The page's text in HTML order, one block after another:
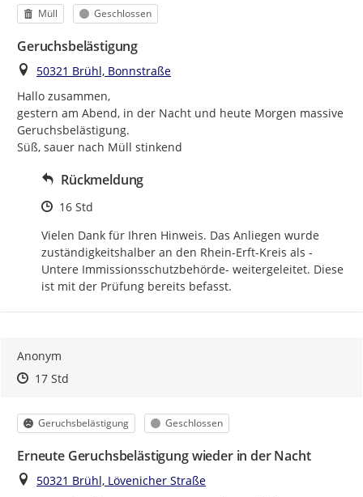
Kategorie
Müll Status
Geschlossen
Geruchsbelästigung
Ort
50321 Brühl, Bonnstraße
Hallo zusammen,
gestern am Abend, in der Nacht und heute Morgen massive
Geruchsbelästigung.
Süß, sauer nach Müll stinkend
Rückmeldung
Zeitpunkt des Erstellens
16 Std
Vielen Dank für Ihren Hinweis. Das Anliegen wurde
zuständigkeitshalber an den Rhein-Erft-Kreis als -
Untere Immissionsschutzbehörde- weitergeleitet. Diese
ist mit der Prüfung bereits befasst.
Anonym
Zeitpunkt des Erstellens
Zeitpunkt des Erstellens
17 StdZur Äußerung
Kategorie
Geruchsbelästigung Status
Geschlossen
Erneute Geruchsbelästigung wieder in der Nacht
Ort
50321 Brühl, Lövenicher Straße